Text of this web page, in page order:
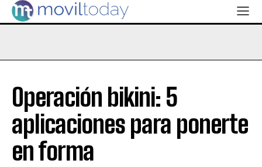
Operación bikini: 5
aplicaciones para ponerte
en forma